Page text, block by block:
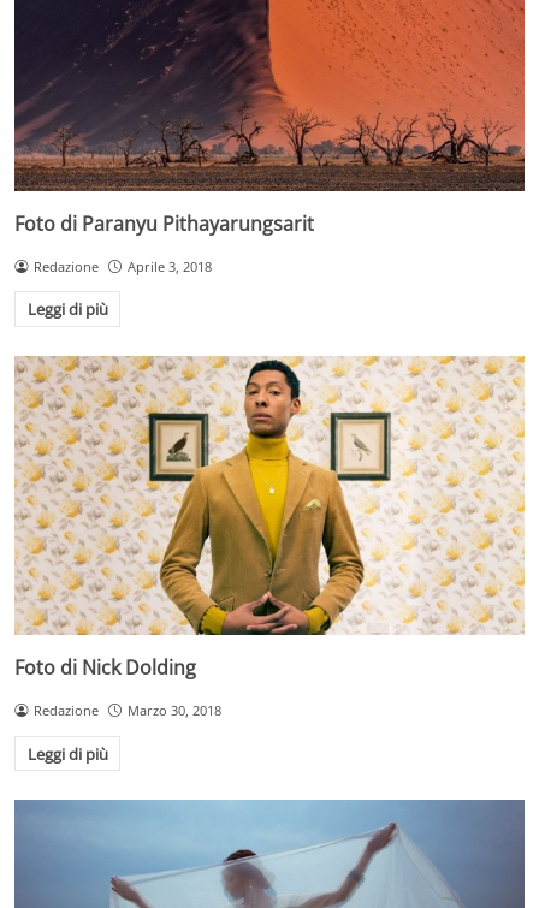
Foto di Paranyu Pithayarungsarit
Redazione Aprile 3, 2018
Leggi di più
Foto di Nick Dolding
Redazione Marzo 30, 2018
Leggi di più